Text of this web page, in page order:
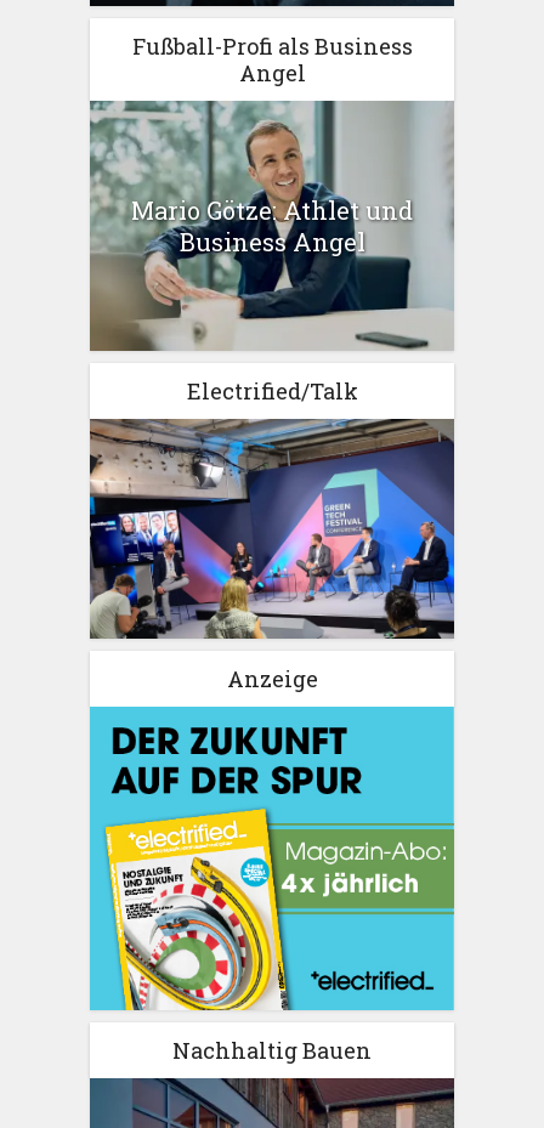
Fußball-Profi als Business
Angel
Mario Götze: Athlet und
Business Angel
Electrified/Talk
Anzeige
Nachhaltig Bauen